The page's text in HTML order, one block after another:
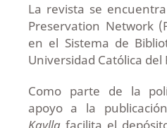
La revista se
Preservation Network
en el Sistema de
Universidad Católica del
Como parte de la
apoyo a la